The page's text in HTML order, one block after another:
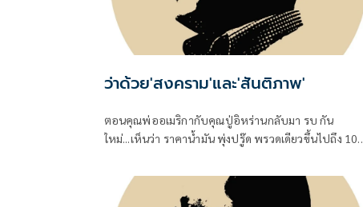
ว่าด้วย'สงคราม'และ'สันติภาพ'
ตอนคุณพ่ออเมริกากับคุณปู่อิหร่านกลับมา รบ กัน
ใหม่...เห็นว่า ราคาน้ำมัน พุ่งปรู๊ด พรวดเดียวขึ้นไปถึง 100
เท็กซัสของอเมริกา